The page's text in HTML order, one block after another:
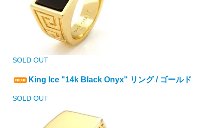
SOLD OUT
King Ice "14k Black Onyx" リング / ゴールド
SOLD OUT